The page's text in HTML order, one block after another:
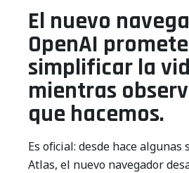
El nuevo
OpenAI promete
simplificar la
mientras
que hacemos.
Es oficial: desde hace algunas
Atlas, el nuevo navegador